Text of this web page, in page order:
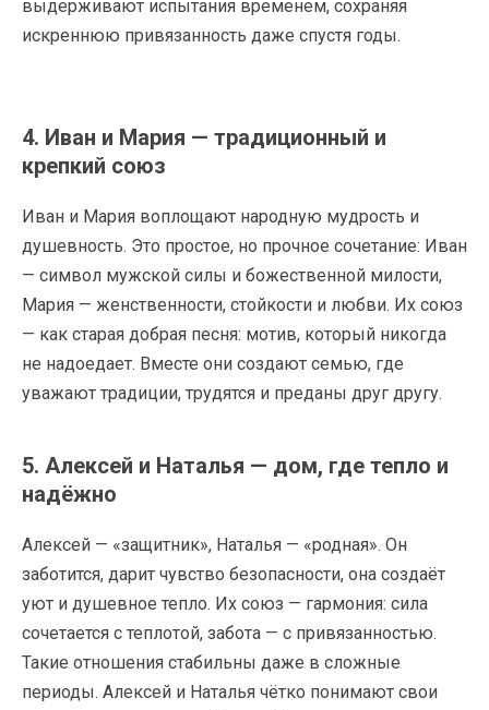
выдерживают испытания временем, сохраняя
искреннюю привязанность даже спустя годы.
4. Иван и Мария — традиционный и
крепкий союз
Иван и Мария воплощают народную мудрость и
душевность. Это простое, но прочное сочетание: Иван
— символ мужской силы и божественной милости,
Мария — женственности, стойкости и любви. Их союз
— как старая добрая песня: мотив, который никогда
не надоедает. Вместе они создают семью, где
уважают традиции, трудятся и преданы друг другу.
5. Алексей и Наталья — дом, где тепло и
надёжно
Алексей — «защитник», Наталья — «родная». Он
заботится, дарит чувство безопасности, она создаёт
уют и душевное тепло. Их союз — гармония: сила
сочетается с теплотой, забота — с привязанностью.
Такие отношения стабильны даже в сложные
периоды. Алексей и Наталья чётко понимают свои